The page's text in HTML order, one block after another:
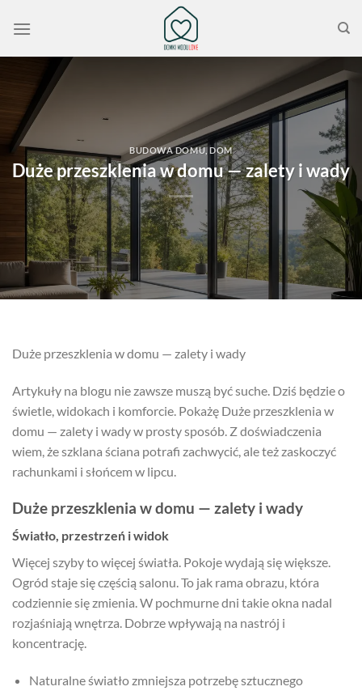
BUDOWA DOMU,DOM
Duże przeszklenia w domu — zalety i wady
Duże przeszklenia w domu — zalety i wady
Artykuły na blogu nie zawsze muszą być suche. Dziś będzie o
świetle, widokach i komforcie. Pokażę Duże przeszklenia w
domu — zalety i wady w prosty sposób. Z doświadczenia
wiem, że szklana ściana potrafi zachwycić, ale też zaskoczyć
rachunkami i słońcem w lipcu.
Duże przeszklenia w domu — zalety i wady
Światło, przestrzeń i widok
Więcej szyby to więcej światła. Pokoje wydają się większe.
Ogród staje się częścią salonu. To jak rama obrazu, która
codziennie się zmienia. W pochmurne dni takie okna nadal
rozjaśniają wnętrza. Dobrze wpływają na nastrój i
koncentrację.
Naturalne światło zmniejsza potrzebę sztucznego